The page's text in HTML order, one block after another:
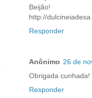
Beijão!
http://
Responder
Anônimo 26 de
Obrigada cunhada!
Responder